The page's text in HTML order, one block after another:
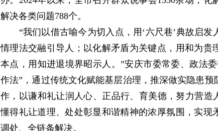
解决各类问题788个。
“我们以借古喻今为切入点，用‘六尺巷’典故启发
情理法交融引导人；以化解矛盾为关键点，用和为贵
本点，用知进退境界昭示人。”安庆市委常委、政法
作法”，通过传统文化赋能基层治理，推深做实隐患
作，以谦和礼让润人心、正品行、育美德，努力营造
懂得礼让道理、处处彰显和谐精神的浓厚氛围，实现
调处、全链条解决。